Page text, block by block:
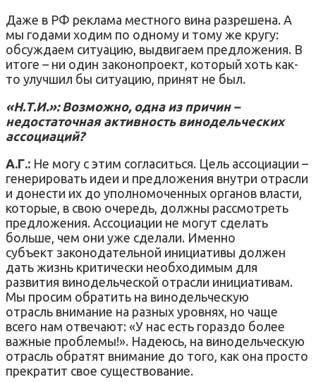
Даже в РФ реклама местного вина разрешена. А
мы годами ходим по одному и тому же кругу:
обсуждаем ситуацию, выдвигаем предложения. В
итоге – ни один законопроект, который хоть как-
то улучшил бы ситуацию, принят не был.
«Н.Т.И.»: Возможно, одна из причин –
недостаточная активность винодельческих
ассоциаций?
А.Г.: Не могу с этим согласиться. Цель ассоциации –
генерировать идеи и предложения внутри отрасли
и донести их до уполномоченных органов власти,
которые, в свою очередь, должны рассмотреть
предложения. Ассоциации не могут сделать
больше, чем они уже сделали. Именно
субъект законодательной инициативы должен
дать жизнь критически необходимым для
развития винодельческой отрасли инициативам.
Мы просим обратить на винодельческую
отрасль внимание на разных уровнях, но чаще
всего нам отвечают: «У нас есть гораздо более
важные проблемы!». Надеюсь, на винодельческую
отрасль обратят внимание до того, как она просто
прекратит свое существование.